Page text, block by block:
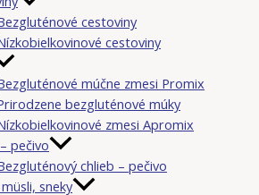
cestoviny
cestoviny
múčne zmesi Promix
bezgluténové múky
zmesi Apromix
pečivo
chlieb – pečivo
sneky